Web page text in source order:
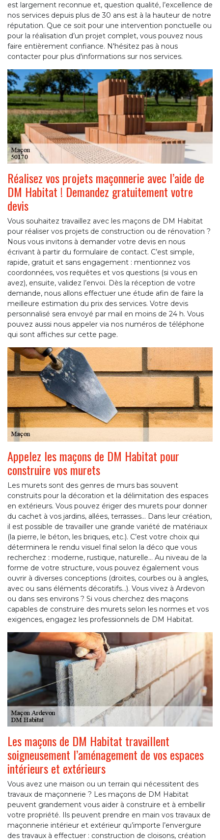
est largement reconnue et, question qualité, l’excellence de
nos services depuis plus de 30 ans est à la hauteur de notre
réputation. Que ce soit pour une intervention ponctuelle ou
pour la réalisation d’un projet complet, vous pouvez nous
faire entièrement confiance. N'hésitez pas à nous
contacter pour plus d'informations sur nos services.
Réalisez vos projets maçonnerie avec l’aide de
DM Habitat ! Demandez gratuitement votre
devis
Vous souhaitez travaillez avec les maçons de DM Habitat
pour réaliser vos projets de construction ou de rénovation ?
Nous vous invitons à demander votre devis en nous
écrivant à partir du formulaire de contact. C’est simple,
rapide, gratuit et sans engagement : mentionnez vos
coordonnées, vos requêtes et vos questions (si vous en
avez), ensuite, validez l’envoi. Dès la réception de votre
demande, nous allons effectuer une étude afin de faire la
meilleure estimation du prix des services. Votre devis
personnalisé sera envoyé par mail en moins de 24 h. Vous
pouvez aussi nous appeler via nos numéros de téléphone
qui sont affiches sur cette page.
Appelez les maçons de DM Habitat pour
construire vos murets
Les murets sont des genres de murs bas souvent
construits pour la décoration et la délimitation des espaces
en extérieurs. Vous pouvez ériger des murets pour donner
du cachet à vos jardins, allées, terrasses… Dans leur création,
il est possible de travailler une grande variété de matériaux
(la pierre, le béton, les briques, etc.). C’est votre choix qui
déterminera le rendu visuel final selon la déco que vous
recherchez : moderne, rustique, naturelle… Au niveau de la
forme de votre structure, vous pouvez également vous
ouvrir à diverses conceptions (droites, courbes ou à angles,
avec ou sans éléments décoratifs…). Vous vivez à Ardevon
ou dans ses environs ? Si vous cherchez des maçons
capables de construire des murets selon les normes et vos
exigences, engagez les professionnels de DM Habitat.
Les maçons de DM Habitat travaillent
soigneusement l’aménagement de vos espaces
intérieurs et extérieurs
Vous avez une maison ou un terrain qui nécessitent des
travaux de maçonnerie ? Les maçons de DM Habitat
peuvent grandement vous aider à construire et à embellir
votre propriété. Ils peuvent prendre en main vos travaux de
maçonnerie intérieur et extérieur qu’importe l’envergure
des travaux à effectuer : construction de cloisons, création